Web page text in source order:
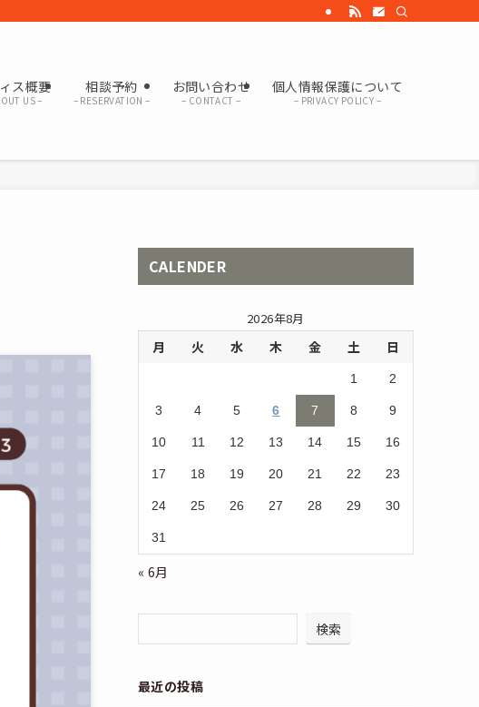
ス概要
US –
相談予約
– RESERVATION –
お問い合わせ
– CONTACT –
個人情報保護について
– PRIVACY POLICY –
CALENDER
2026年8月
月 火 水 木 金 土 日
1 2
3 4 5 6 7 8 9
10 11 12 13 14 15 16
17 18 19 20 21 22 23
24 25 26 27 28 29 30
31
« 6月
検索
最近の投稿